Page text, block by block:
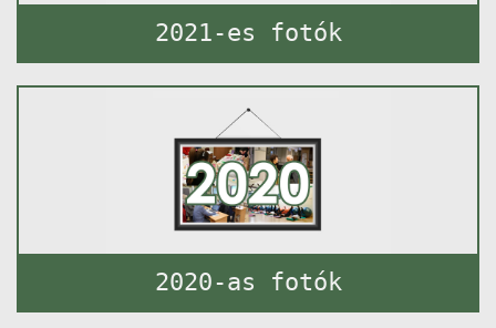
2021-es fotók
2020-as fotók